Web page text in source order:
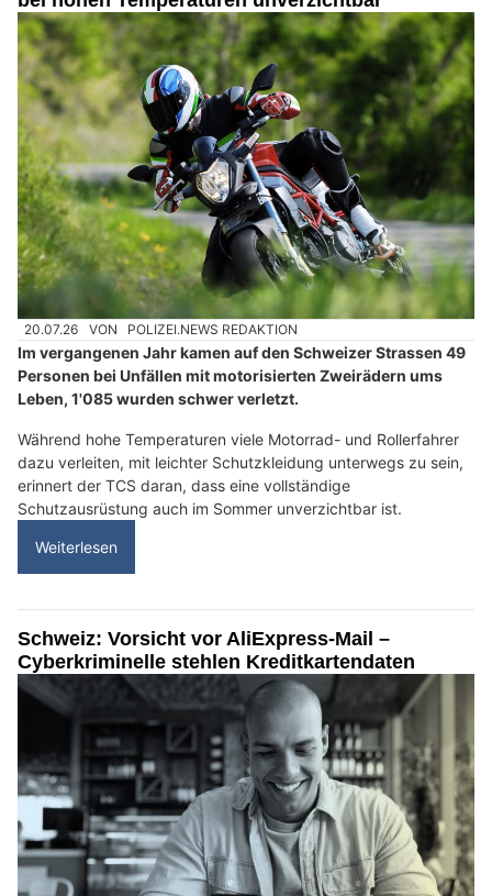
20.07.26 VON POLIZEI.NEWS REDAKTION
Im vergangenen Jahr kamen auf den Schweizer Strassen 49
Personen bei Unfällen mit motorisierten Zweirädern ums
Leben, 1'085 wurden schwer verletzt.
Während hohe Temperaturen viele Motorrad- und Rollerfahrer
dazu verleiten, mit leichter Schutzkleidung unterwegs zu sein,
erinnert der TCS daran, dass eine vollständige
Schutzausrüstung auch im Sommer unverzichtbar ist.
Weiterlesen
Schweiz: Vorsicht vor AliExpress-Mail –
Cyberkriminelle stehlen Kreditkartendaten